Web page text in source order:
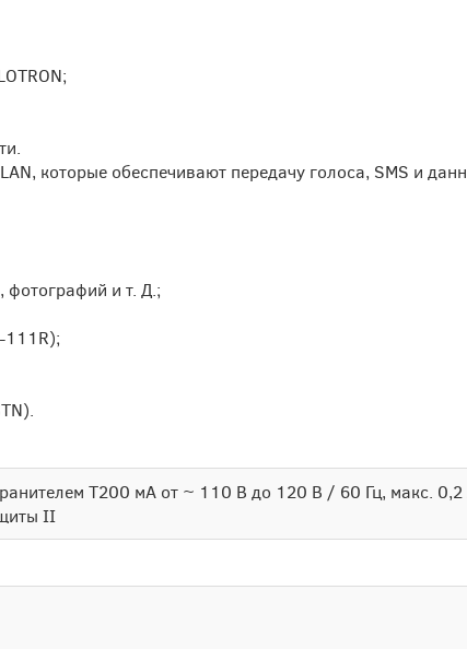
которые обеспечивают передачу голоса, SMS и
и т. Д.;
111R);
T200 мА от ~ 110 В до 120 В / 60 Гц, макс. 0,2
II